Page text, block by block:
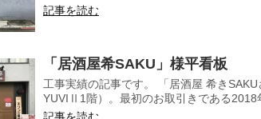
記事を読む
「居酒屋希SAKU」様平看板
工事実績の記事です。 「居酒屋 希き
YUVIⅡ1階）。最初のお取引きである2018